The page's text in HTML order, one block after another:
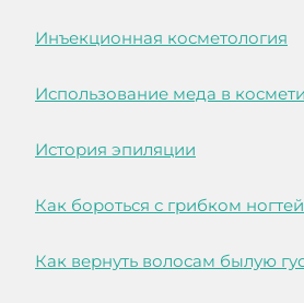
Инъекционная косметология
Использование меда в
История эпиляции
Как бороться с грибком
Как вернуть волосам былую